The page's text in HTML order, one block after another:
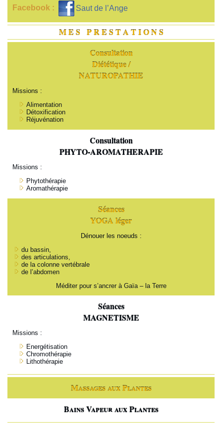
Facebook : Saut de l’Ange
M E S P R E S T A T I O N S
Consultation
Diététique /
NATUROPATHIE
Missions :
Alimentation
Détoxification
Réjuvénation
Consultation
PHYTO-AROMATHERAPIE
Missions :
Phytothérapie
Aromathérapie
Séances
YOGA léger
Dénouer les noeuds :
du bassin,
des articulations,
de la colonne vertébrale
de l’abdomen
Méditer pour s’ancrer à Gaïa – la Terre
Séances
MAGNETISME
Missions :
Energétisation
Chromothérapie
Lithothérapie
Massages aux Plantes
Bains Vapeur aux Plantes